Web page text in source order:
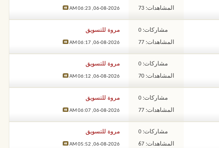
المشاهدات: 73 06-08-2026,
06:23 AM
مشاركات: 0
المشاهدات: 77
مروة للتسويق
06-08-2026,
06:17 AM
مشاركات: 0
المشاهدات: 70
مروة للتسويق
06-08-2026,
06:12 AM
مشاركات: 0
المشاهدات: 77
مروة للتسويق
06-08-2026,
06:07 AM
مشاركات: 0
المشاهدات: 67
مروة للتسويق
06-08-2026,
05:52 AM